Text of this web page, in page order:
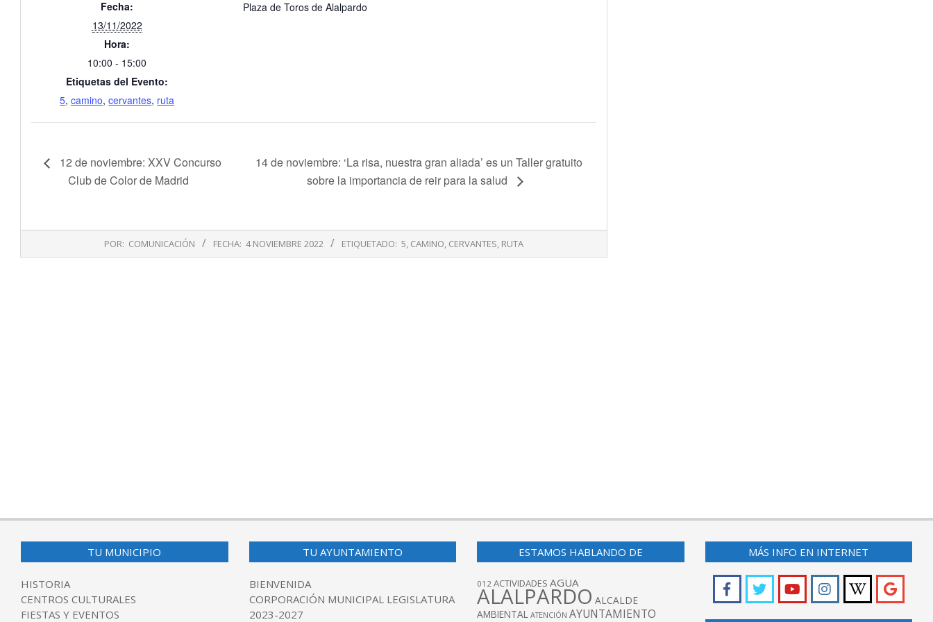
Fecha:
13/11/2022
Hora:
10:00 - 15:00
Etiquetas del Evento:
5,camino,cervantes, ruta
Plaza de Toros de Alalpardo
12 de noviembre: XXV Concurso
Club de Color de Madrid
14 de noviembre: ‘La risa, nuestra gran aliada’ es un Taller gratuito
sobre la importancia de reir para la salud
POR: COMUNICACIÓN FECHA: 4 NOVIEMBRE 2022 ETIQUETADO: 5, CAMINO, CERVANTES, RUTA
TU MUNICIPIO
HISTORIA
CENTROS CULTURALES
FIESTAS Y EVENTOS
TU AYUNTAMIENTO
BIENVENIDA
CORPORACIÓN MUNICIPAL LEGISLATURA
2023-2027
ESTAMOS HABLANDO DE
012 ACTIVIDADES AGUA
ALALPARDO ALCALDE
AMBIENTAL ATENCIÓN AYUNTAMIENTO
MÁS INFO EN INTERNET